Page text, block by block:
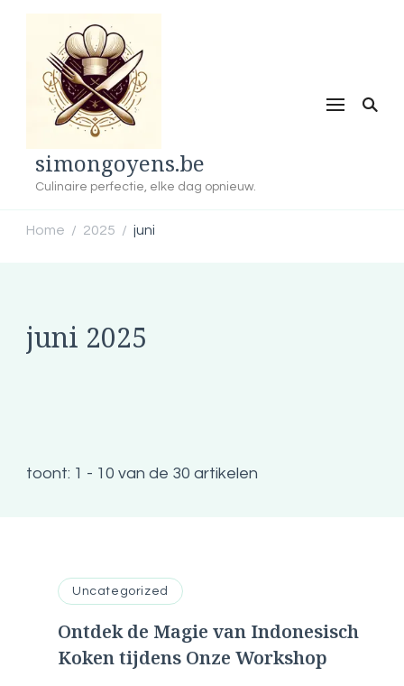
simongoyens.be
Culinaire perfectie, elke dag opnieuw.
Home / 2025 / juni
juni 2025
toont: 1 - 10 van de 30 artikelen
Uncategorized
Ontdek de Magie van Indonesisch
Koken tijdens Onze Workshop